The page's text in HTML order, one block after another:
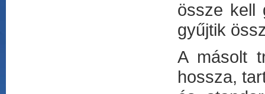
össze kell
gyűjtik
A másolt
hossza,